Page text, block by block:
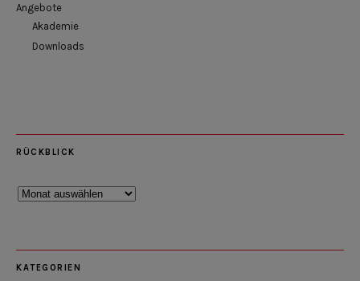
Angebote
Akademie
Downloads
RÜCKBLICK
Rückblick
KATEGORIEN